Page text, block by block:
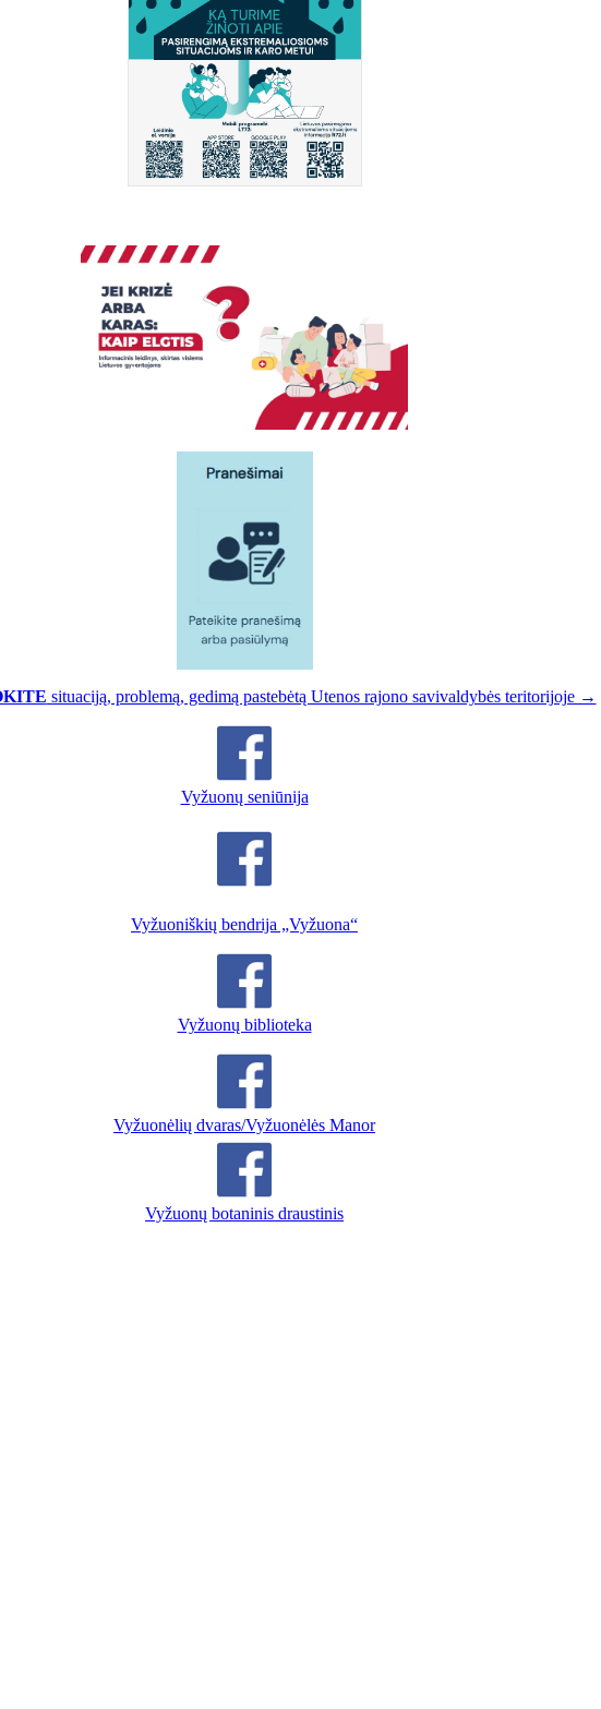
situaciją, problemą, gedimą pastebėtą Utenos rajono savivaldybės teritorijoje →
Vyžuonų seniūnija
Vyžuoniškių bendrija „Vyžuona“
Vyžuonų biblioteka
Vyžuonėlių dvaras/Vyžuonėlės Manor
Vyžuonų botaninis draustinis